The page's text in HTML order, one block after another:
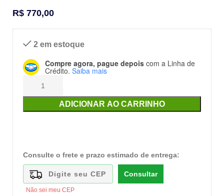
R$ 770,00
2 em estoque
Compre agora, pague depois com a Linha de
Crédito. Saiba mais
ADICIONAR AO CARRINHO
Consulte o frete e prazo estimado de entrega:
Consultar
Não sei meu CEP